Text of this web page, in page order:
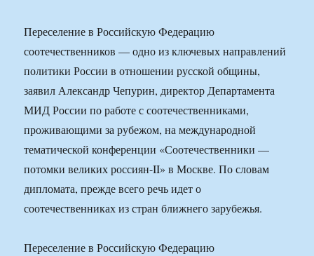
Переселение в Российскую Федерацию
соотечественников — одно из ключевых направлений
политики России в отношении русской общины,
заявил Александр Чепурин, директор Департамента
МИД России по работе с соотечественниками,
проживающими за рубежом, на международной
тематической конференции «Соотечественники —
потомки великих россиян-II» в Москве. По словам
дипломата, прежде всего речь идет о
соотечественниках из стран ближнего зарубежья.
Переселение в Российскую Федерацию